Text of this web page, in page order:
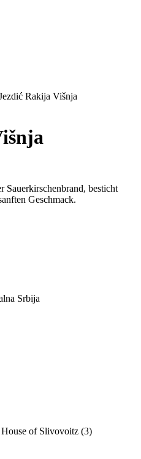
Rakija Višnja
Sauerkirschenbrand, besticht
Geschmack.
Srbija